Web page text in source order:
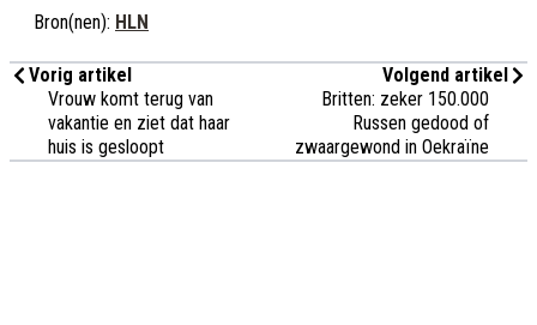
Bron(nen): HLN
Vorig artikel
Vrouw komt terug van
vakantie en ziet dat haar
huis is gesloopt
Volgend artikel
Britten: zeker 150.000
Russen gedood of
zwaargewond in Oekraïne